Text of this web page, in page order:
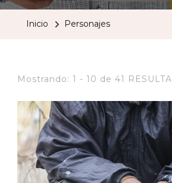
Inicio Personajes
Mostrando: 1 - 10 de 41